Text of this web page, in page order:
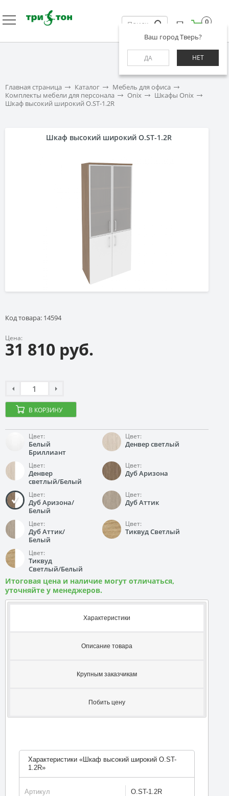
Ваш город Тверь?
ДА НЕТ
0
Главная страница Каталог
Мебель для офиса
Комплекты мебели для персонала
Onix
Шкафы Onix
Шкаф высокий широкий O.ST-1.2R
Шкаф высокий широкий O.ST-1.2R
Код товара: 14594
Цена:
31 810 руб.
В КОРЗИНУ
Цвет:
Белый
Бриллиант
Цвет:
Денвер светлый
Цвет:
Денвер
светлый/Белый
Цвет:
Дуб Аризона
Цвет:
Дуб Аризона/
Белый
Цвет:
Дуб Аттик
Цвет:
Дуб Аттик/
Белый
Цвет:
Тиквуд Светлый
Цвет:
Тиквуд
Светлый/Белый
Итоговая цена и наличие могут отличаться,
уточняйте у менеджеров.
Характеристики
Описание товара
Крупным заказчикам
Побить цену
Характеристики «Шкаф высокий широкий O.ST-
1.2R»
Артикул
O.ST-1.2R